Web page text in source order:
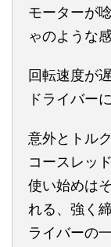
モーターが
ゃのような
回転速度が
ドライバー
意外とトル
コースレッ
使い始めは
れる、強く
ライバーの